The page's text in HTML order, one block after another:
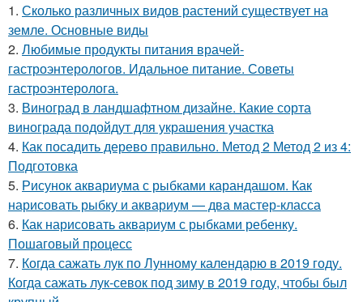
1. Сколько различных видов растений существует на
земле. Основные виды
2. Любимые продукты питания врачей-
гастроэнтерологов. Идальное питание. Советы
гастроэнтеролога.
3. Виноград в ландшафтном дизайне. Какие сорта
винограда подойдут для украшения участка
4. Как посадить дерево правильно. Метод 2 Метод 2 из 4:
Подготовка
5. Рисунок аквариума с рыбками карандашом. Как
нарисовать рыбку и аквариум — два мастер-класса
6. Как нарисовать аквариум с рыбками ребенку.
Пошаговый процесс
7. Когда сажать лук по Лунному календарю в 2019 году.
Когда сажать лук-севок под зиму в 2019 году, чтобы был